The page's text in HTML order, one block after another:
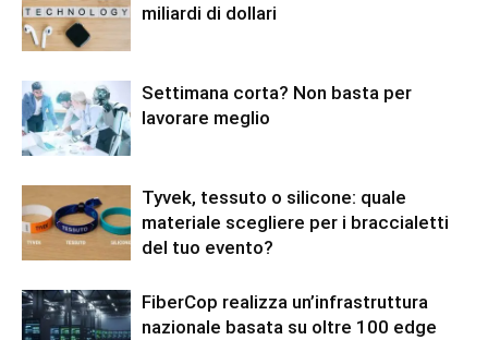
miliardi di dollari
Settimana corta? Non basta per
lavorare meglio
Tyvek, tessuto o silicone: quale
materiale scegliere per i braccialetti
del tuo evento?
FiberCop realizza un’infrastruttura
nazionale basata su oltre 100 edge